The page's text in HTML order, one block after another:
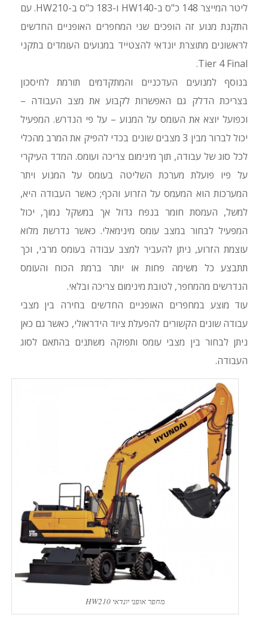
ליטר המייצר 148 כ"ס ב-HW140 ו-183 כ"ס ב-HW210. עם
התקנת מנוע זה הופכים שני המחפרים האופניים החדשים
לראשונים מתוצרת יונדאי להצטייד במנועים העומדים בתקני
Tier 4 Final.
בנוסף למנועים העדכניים והמתקדמים תורמת לחיסכון
בצריכת הדלק גם האפשרות לקבוע את מצב העבודה –
וכפועל יוצא את העומס על המנוע – על פי הנדרש. המפעיל
יכול לברור מבין 3 מצבים שונים בכדי להפיק את המרב מהכלי
לכל סוג של עבודה, תוך מינימום צריכה ועומס. המדד העיקרי
על פיו פועלת מערכת השליטה בעומס על המנוע ויתר
המערכות הוא המעמס על הזרוע והכף; כאשר העבודה היא,
למשל, העמסת חומר בנפח גדול אך במשקל נמוך, יכול
המפעיל לבחור במצב עומס מינימאלי. כאשר נדרשת מלוא
עוצמת הזרוע, ניתן להעביר למצב עבודה בעומס מרבי, וכך
תתבצע כל משימה פחות או יותר ברמת הכוח והעומס
הנדרשים מהמחפר, לטובת מינימום צריכה ובלאי.
עוד מוצע במחפרים האופניים החדשים בחירה בין מצבי
עבודה שונים הקשורים להפעלת ציוד הידראולי, כאשר גם כאן
ניתן לבחור בין מצבי עומס ותפוקה משתנים בהתאם לסוג
העבודה.
מחפר אופני יונדאי HW210